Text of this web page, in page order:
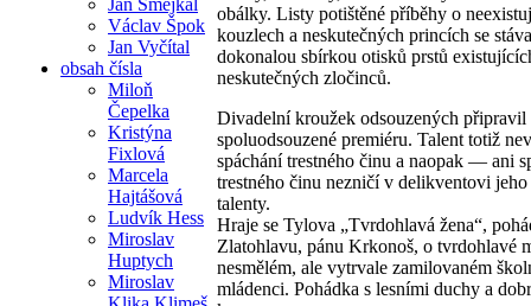
Václav Špok
Jan Vyčítal
obsah čísla
Miloň
Čepelka
Kristýna
Fixlová
Marcela
Hajtášová
Ludvík Hess
Miroslav
Huptych
Miroslav
obálky. Listy potištěné příběhy o
kouzlech a neskutečných princích se
dokonalou sbírkou otisků prstů
neskutečných zločinců.
Divadelní kroužek odsouzených připravil
spoluodsouzené premiéru. Talent totiž
spáchání trestného činu a naopak — ani
trestného činu nezničí v delikventovi jeho
talenty.
Hraje se Tylova „Tvrdohlavá žena“,
Zlatohlavu, pánu Krkonoš, o tvrdohlavé
nesmělém, ale vytrvale zamilovaném
mládenci. Pohádka s lesními duchy a